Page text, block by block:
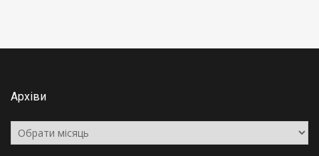
Архіви
Архіви